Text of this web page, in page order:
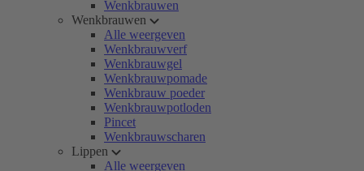
Wenkbrauwen
Wenkbrauwen
Alle weergeven
Wenkbrauwverf
Wenkbrauwgel
Wenkbrauwpomade
Wenkbrauw poeder
Wenkbrauwpotloden
Pincet
Wenkbrauwscharen
Lippen
Alle weergeven